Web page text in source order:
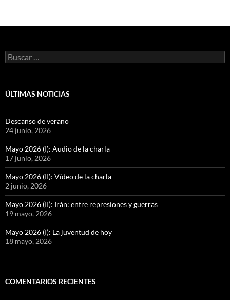
Buscar:
ÚLTIMAS NOTICIAS
Descanso de verano
24 junio, 2026
Mayo 2026 (I): Audio de la charla
17 junio, 2026
Mayo 2026 (II): Vídeo de la charla
2 junio, 2026
Mayo 2026 (II): Irán: entre represiones y guerras
19 mayo, 2026
Mayo 2026 (I): La juventud de hoy
18 mayo, 2026
COMENTARIOS RECIENTES